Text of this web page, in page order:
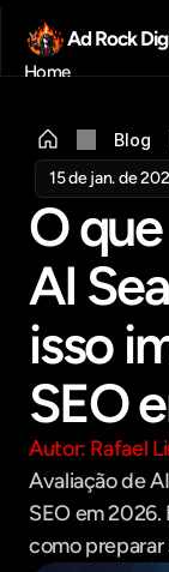
Ad Rock
Home
Blog
Contato
Blog
15 de jan. de
O
AI
isso
SEO
Autor: Rafael
Avaliação de
SEO em
como preparar